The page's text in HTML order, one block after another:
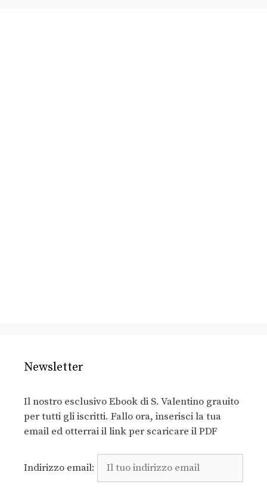
Newsletter
Il nostro esclusivo Ebook di S. Valentino grauito
per tutti gli iscritti. Fallo ora, inserisci la tua
email ed otterrai il link per scaricare il PDF
Indirizzo email: